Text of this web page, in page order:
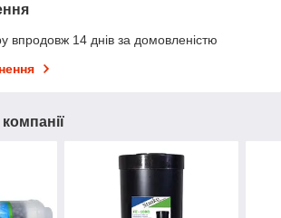
впродовж 14 днів за домовленістю